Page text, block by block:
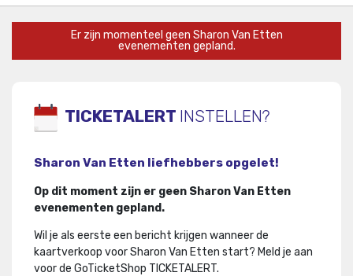
Er zijn momenteel geen Sharon Van Etten
evenementen gepland.
TICKETALERT INSTELLEN?
Sharon Van Etten liefhebbers opgelet!
Op dit moment zijn er geen Sharon Van Etten
evenementen gepland.
Wil je als eerste een bericht krijgen wanneer de
kaartverkoop voor Sharon Van Etten start? Meld je aan
voor de GoTicketShop TICKETALERT.